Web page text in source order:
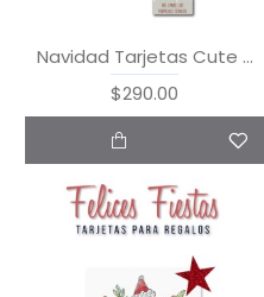
Navidad Tarjetas Cute Santa
$290.00